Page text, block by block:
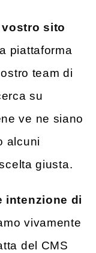
sito
piattaforma
team di
su
ve ne siano
alcuni
giusta.
intenzione di
vivamente
del CMS